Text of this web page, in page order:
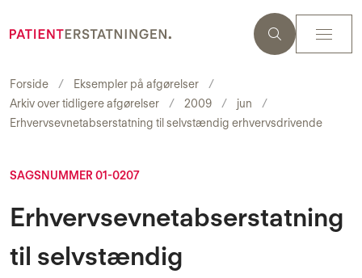
Forside
Eksempler på afgørelser
Arkiv over tidligere afgørelser
2009
jun
Erhvervsevnetabserstatning til selvstændig erhvervsdrivende
SAGSNUMMER 01-0207
Erhvervsevnetabserstatning
til selvstændig